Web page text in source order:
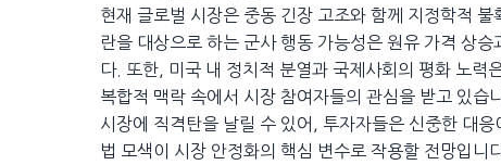
현재 글로벌 시장은 중동 긴장 고조와 함께 지정학적
란을 대상으로 하는 군사 행동 가능성은 원유 가격 상
다. 또한, 미국 내 정치적 분열과 국제사회의 평화 노력
복합적 맥락 속에서 시장 참여자들의 관심을 받고 있습
시장에 직격탄을 날릴 수 있어, 투자자들은 신중한 대
법 모색이 시장 안정화의 핵심 변수로 작용할 전망입니